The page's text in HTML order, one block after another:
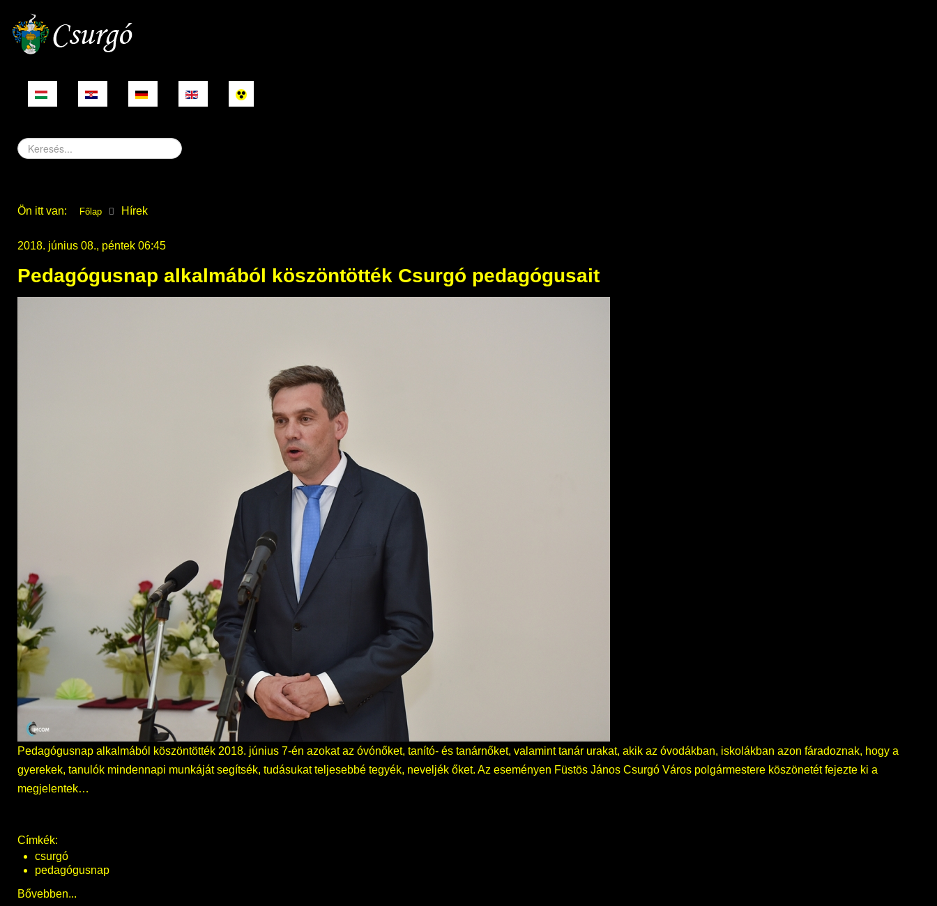
Keresés...
Ön itt van: Főlap Hírek
2018. június 08., péntek 06:45
Pedagógusnap alkalmából köszöntötték Csurgó pedagógusait
Pedagógusnap alkalmából köszöntötték 2018. június 7-én azokat az óvónőket, tanító- és tanárnőket, valamint tanár urakat, akik az óvodákban, iskolákban azon fáradoznak, hogy a
gyerekek, tanulók mindennapi munkáját segítsék, tudásukat teljesebbé tegyék, neveljék őket. Az eseményen Füstös János Csurgó Város polgármestere köszönetét fejezte ki a
megjelentek…
Címkék:
csurgó
pedagógusnap
Bővebben...